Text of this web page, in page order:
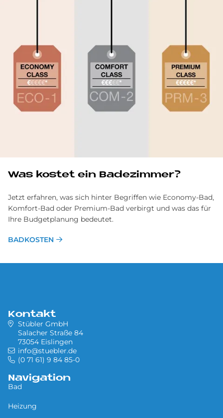
Was ko­stet ein Ba­de­zim­mer?
Jetzt erfahren, was sich hinter Begriffen wie Economy-Bad,
Komfort-Bad oder Premium-Bad verbirgt und was das für
Ihre Budgetplanung bedeutet.
BADKOSTEN
Kontakt
Stübler GmbH
Salacher Straße 84
73054 Eislingen
info@stuebler.de
(0 71 61) 9 84 85-0
Navigation
Bad
Heizung